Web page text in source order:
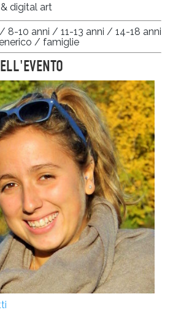
digital art
8-10 anni / 11-13 anni / 14-18 anni
/ famiglie